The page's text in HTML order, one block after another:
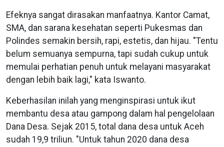
Efeknya sangat dirasakan manfaatnya. Kantor Camat,
SMA, dan sarana kesehatan seperti Pukesmas dan
Polindes semakin bersih, rapi, estetis, dan hijau. "Tentu
belum semuanya sempurna, tapi sudah cukup untuk
memulai perhatian penuh untuk melayani masyarakat
dengan lebih baik lagi," kata Iswanto.
Keberhasilan inilah yang menginspirasi untuk ikut
membantu desa atau gampong dalam hal pengelolaan
Dana Desa. Sejak 2015, total dana desa untuk Aceh
sudah 19,9 triliun. "Untuk tahun 2020 dana desa